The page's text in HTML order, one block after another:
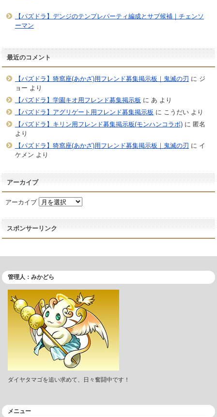
【パズドラ】デンジのテンプレパーティ編成とサブ候補｜チェンソ
ーマン
最近のコメント
【パズドラ】猗窩座(あかざ)用フレンド募集掲示板｜鬼滅の刃 に ジ
ョー より
【パズドラ】学園キオ用フレンド募集掲示板 に あ より
【パズドラ】アグリゲート用フレンド募集掲示板 に こうだいより
【パズドラ】キリン用フレンド募集掲示板(モンハンコラボ)に 匿名
より
【パズドラ】猗窩座(あかざ)用フレンド募集掲示板｜鬼滅の刃 に イ
ケメン より
アーカイブ
アーカイブ
スポンサーリンク
管理人：みかどら
ダイヤタマゴを追い求めて、日々奮闘中です！
メニュー